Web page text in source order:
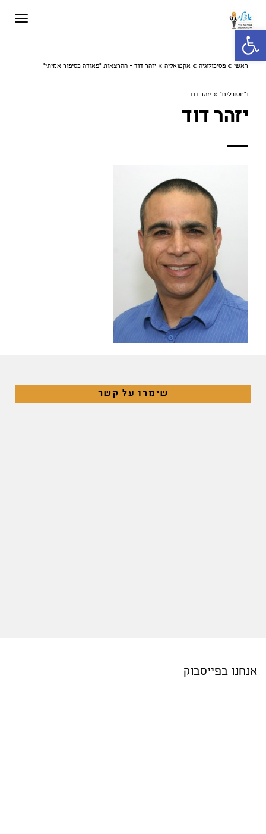
פתח סרגל נגישות
ראשי » פסיכולוגיה » אקטואליה » יזהר דוד - ההרצאות "פאודה כסיפור אמיתי"
ו"מסוכלים" » יזהר דוד
יזהר דוד
שימרו על קשר
אנחנו בפייסבוק